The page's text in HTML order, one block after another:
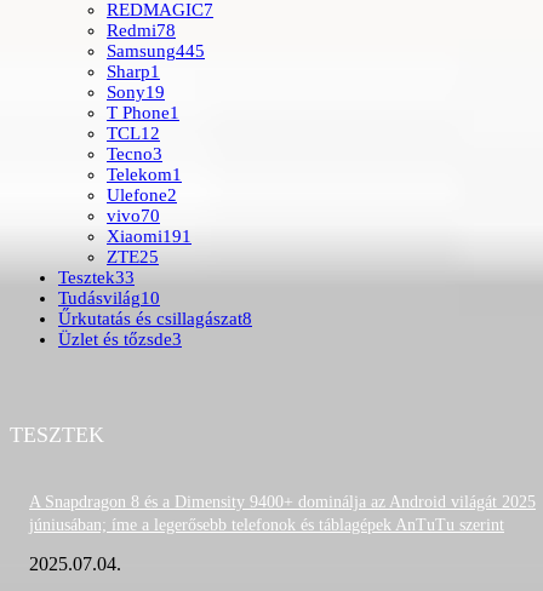
REDMAGIC7
Redmi78
Samsung445
Sharp1
Sony19
T Phone1
TCL12
Tecno3
Telekom1
Ulefone2
vivo70
Xiaomi191
ZTE25
Tesztek33
Tudásvilág10
Űrkutatás és csillagászat8
Üzlet és tőzsde3
TESZTEK
A Snapdragon 8 és a Dimensity 9400+ dominálja az Android világát 2025
júniusában; íme a legerősebb telefonok és táblagépek AnTuTu szerint
2025.07.04.